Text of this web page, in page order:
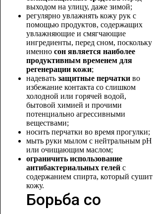
выходом на улицу, даже зимой;
регулярно увлажнять кожу рук с
помощью продуктов, содержащих
увлажняющие и смягчающие
ингредиенты, перед сном, поскольку
именно сон является наиболее
продуктивным временем для
регенерации кожи;
надевать защитные перчаткиво
избежание контакта со слишком
холодной или горячей водой,
бытовой химией и прочими
потенциально агрессивными
веществами;
носить перчатки во время прогулки;
мыть руки мылом с нейтральным рН
или очищающим маслом;
ограничить использование
антибактериальных гелейс
содержанием спирта, который сушит
кожу.
Борьба со